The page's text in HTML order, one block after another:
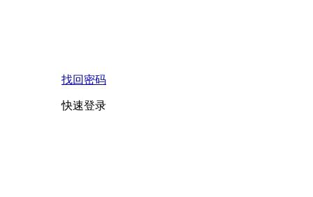
找回密码
快速登录